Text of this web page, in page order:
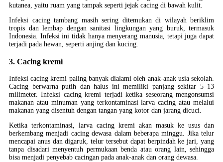
kutanea, yaitu ruam yang tampak seperti jejak cacing di bawah kulit.
Infeksi cacing tambang masih sering ditemukan di wilayah beriklim
tropis dan lembap dengan sanitasi lingkungan yang buruk, termasuk
Indonesia. Infeksi ini tidak hanya menyerang manusia, tetapi juga dapat
terjadi pada hewan, seperti anjing dan kucing.
3. Cacing kremi
Infeksi cacing kremi paling banyak dialami oleh anak-anak usia sekolah.
Cacing berwarna putih dan halus ini memiliki panjang sekitar 5–13
milimeter. Infeksi cacing kremi terjadi ketika seseorang mengonsumsi
makanan atau minuman yang terkontaminasi larva cacing atau melalui
makanan yang disentuh dengan tangan yang kotor dan jarang dicuci.
Ketika terkontaminasi, larva cacing kremi akan masuk ke usus dan
berkembang menjadi cacing dewasa dalam beberapa minggu. Jika telur
mencapai anus dan digaruk, telur tersebut dapat berpindah ke jari, yang
tanpa disadari menyentuh permukaan benda atau orang lain, sehingga
bisa menjadi penyebab cacingan pada anak-anak dan orang dewasa.